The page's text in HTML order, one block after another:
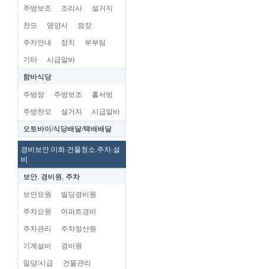
주방보조 조리사 설거지
찬모 영양사 점장
주차안내 장치 부부팀
기타 시급알바
함바식당
주방장 주방보조 홀서빙
주방찬모 설거지 시급알바
오토바이/식당배달/택배배달
경비보안.미화.건물청소.주차.설
비
보안. 경비원. 주차
보안요원 빌딩경비원
주차요원 아파트경비
주차관리 주차정산원
기계설비 경비원
일당/시급 건물관리